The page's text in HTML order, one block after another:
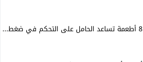
8 أطعمة تساعد الحامل على التحكم في ضغط...